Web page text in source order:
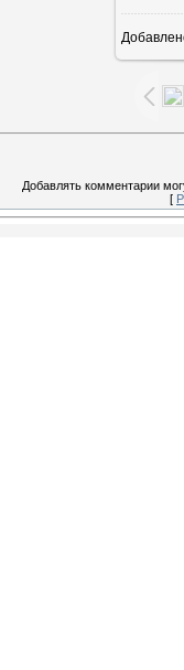
Добавлять комментарии
[